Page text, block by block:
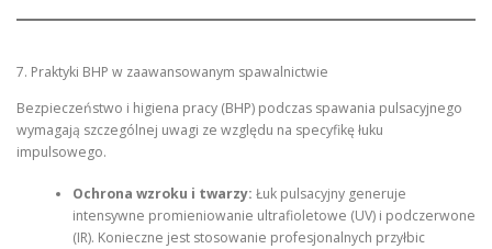
7. Praktyki BHP w zaawansowanym spawalnictwie
Bezpieczeństwo i higiena pracy (BHP) podczas spawania pulsacyjnego
wymagają szczególnej uwagi ze względu na specyfikę łuku
impulsowego.
Ochrona wzroku i twarzy: Łuk pulsacyjny generuje
intensywne promieniowanie ultrafioletowe (UV) i podczerwone
(IR). Konieczne jest stosowanie profesjonalnych przyłbic